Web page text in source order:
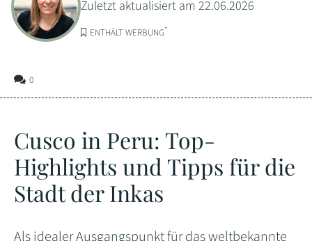
Zuletzt aktualisiert am 22.06.2026
ENTHÄLT WERBUNG*
0
Cusco in Peru: Top-
Highlights und Tipps für die
Stadt der Inkas